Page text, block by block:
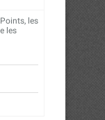
les
les